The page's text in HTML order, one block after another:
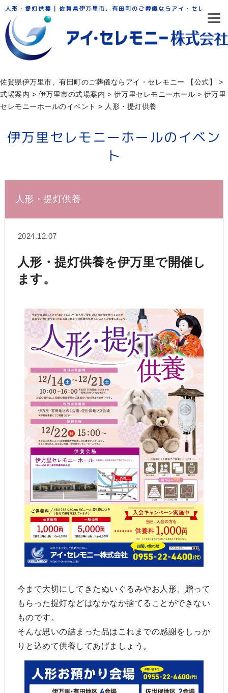
人形・提灯供養 | 佐賀県伊万里市、有田町のご葬儀ならアイ・セレモニー
佐賀県伊万里市、有田町のご葬儀ならアイ・セレモニー 【公式】
>
式場案内 > 伊万里市の式場案内 > 伊万⾥セレモニーホール > 伊万里
セレモニーホールのイベント > 人形・提灯供養
伊万里セレモニーホールのイベン
ト
人形・提灯供養
2024.12.07
人形・提灯供養を伊万里で開催し
ます。
今まで大切にしてきたぬいぐるみやお人形、贈って
もらった提灯などはなかなか捨てることができない
ものです。
そんな思いの詰まった品はこれまでの感謝をしっか
りと込めて供養してあげましょう。